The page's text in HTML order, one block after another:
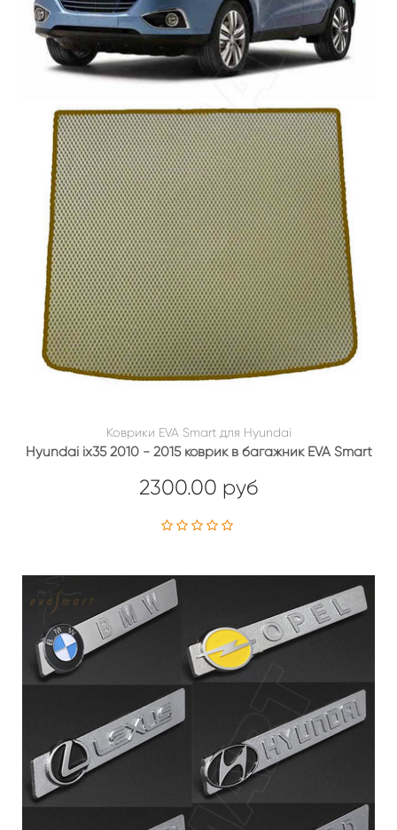
Коврики EVA Smart для Hyundai
Hyundai ix35 2010 - 2015 коврик в багажник EVA Smart
2300.00 руб